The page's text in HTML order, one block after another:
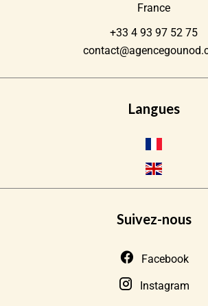
France
+33 4 93 97 52 75
Langues
Suivez-nous
Facebook
Instagram